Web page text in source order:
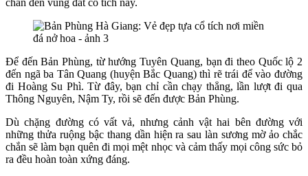
chân đến vùng đất cổ tích này.
Để đến Bản Phùng, từ hướng Tuyên Quang, bạn đi theo Quốc lộ 2
đến ngã ba Tân Quang (huyện Bắc Quang) thì rẽ trái để vào đường
đi Hoàng Su Phì. Từ đây, bạn chỉ cần chạy thẳng, lần lượt đi qua
Thông Nguyên, Nậm Ty, rồi sẽ đến được Bản Phùng.
Dù chặng đường có vất vả, nhưng cảnh vật hai bên đường với
những thửa ruộng bậc thang dần hiện ra sau làn sương mờ ảo chắc
chắn sẽ làm bạn quên đi mọi mệt nhọc và cảm thấy mọi công sức bỏ
ra đều hoàn toàn xứng đáng.